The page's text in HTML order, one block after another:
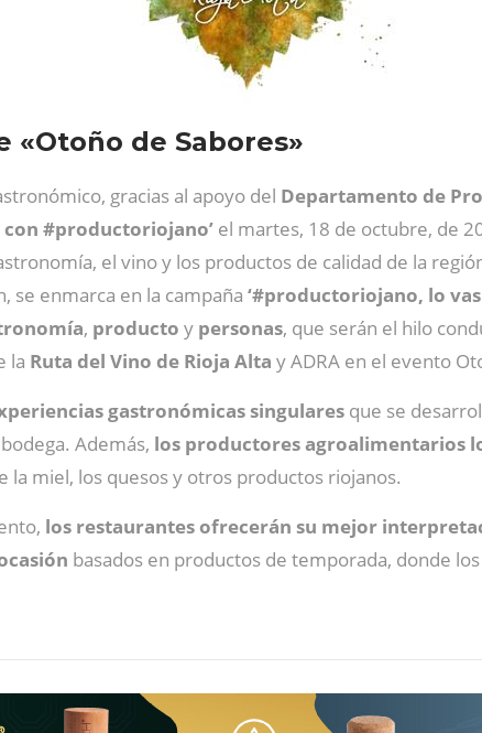
«Otoño de Sabores»
gracias al apoyo del Departamento de
con #productoriojano’ el martes, 18 de octubre, de
el vino y los productos de calidad de la
se enmarca en la campaña ‘#productoriojano, lo
, producto y personas, que serán el hilo
la Ruta del Vino de Rioja Alta y ADRA en el evento
gastronómicas singulares que se
Además, los productores agroalimentarios
la miel, los quesos y otros productos riojanos.
los restaurantes ofrecerán su mejor
basados en productos de temporada, donde